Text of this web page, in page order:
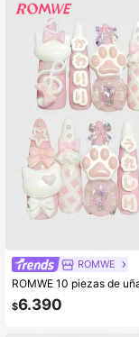
ROMWE
$6.390